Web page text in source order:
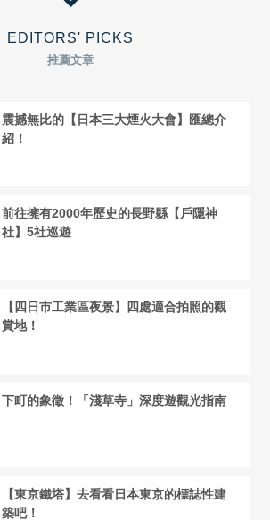
EDITORS' PICKS
推薦文章
震撼無比的【日本三大煙火大會】匯總介
紹！
前往擁有2000年歷史的長野縣【戶隱神
社】5社巡遊
【四日市工業區夜景】四處適合拍照的觀
賞地！
下町的象徵！「淺草寺」深度遊觀光指南
【東京鐵塔】去看看日本東京的標誌性建
築吧！